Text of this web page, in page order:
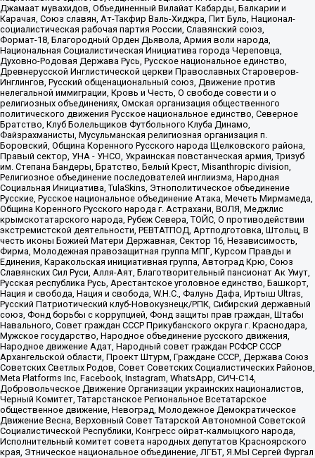
Джамаат мувахидов, Объединенный Вилайат Кабарды, Балкарии и
Карачая, Союз славян, Ат-Такфир Валь-Хиджра, Пит Буль, Национал-
социалистическая рабочая партия России, Славянский союз,
Формат-18, Благородный Орден Дьявола, Армия воли народа,
Национальная Социалистическая Инициатива города Череповца,
Духовно-Родовая Держава Русь, Русское национальное единство,
Древнерусской Инглистической церкви Православных Староверов-
Инглингов, Русский общенациональный союз, Движение против
нелегальной иммиграции, Кровь и Честь, О свободе совести и о
религиозных объединениях, Омская организация общественного
политического движения Русское национальное единство, Северное
Братство, Клуб Болельщиков Футбольного Клуба Динамо,
Файзрахманисты, Мусульманская религиозная организация п.
Боровский, Община Коренного Русского народа Щелковского района,
Правый сектор, УНА - УНСО, Украинская повстанческая армия, Тризуб
им. Степана Бандеры, Братство, Белый Крест, Misanthropic division,
Религиозное объединение последователей инглиизма, Народная
Социальная Инициатива, TulaSkins, Этнополитическое объединение
Русские, Русское национальное объединение Атака, Мечеть Мирмамеда,
Община Коренного Русского народа г. Астрахани, ВОЛЯ, Меджлис
крымскотатарского народа, Рубеж Севера, ТОЙС, О противодействии
экстремистской деятельности, РЕВТАТПОД, Артподготовка, Штольц, В
честь иконы Божией Матери Державная, Сектор 16, Независимость,
Фирма, Молодежная правозащитная группа МПГ, Курсом Правды и
Единения, Каракольская инициативная группа, Автоград Крю, Союз
Славянских Сил Руси, Алля-Аят, Благотворительный пансионат Ак Умут,
Русская республика Русь, Арестантское уголовное единство, Башкорт,
Нация и свобода, Нация и свобода, W.H.С., Фалунь Дафа, Иртыш Ultras,
Русский Патриотический клуб-Новокузнецк/РПК, Сибирский державный
союз, Фонд борьбы с коррупцией, Фонд защиты прав граждан, Штабы
Навального, Совет граждан СССР Прикубанского округа г. Краснодара,
Мужское государство, Народное объединение русского движения,
Народное движение Адат, Народный совет граждан РСФСР СССР
Архангельской области, Проект Штурм, Граждане СССР, Держава Союз
Советских Светлых Родов, Совет Советских Социалистических Районов,
Meta Platforms Inc, Facebook, Instagram, WhatsApp, СИЧ-С14,
Добровольческое Движение Организации украинских националистов,
Черный Комитет, Татарстанское Региональное Всетатарское
общественное движение, Невоград, Молодежное Демократическое
Движение Весна, Верховный Совет Татарской Автономной Советской
Социалистической Республики, Конгресс ойрат-калмыцкого народа,
Исполнительный комитет совета народных депутатов Красноярского
края, Этническое национальное объединение, ЛГБТ, Я.МЫ Сергей Фургал